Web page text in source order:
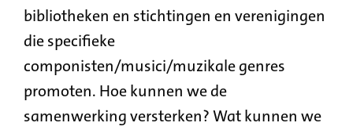
bibliotheken en stichtingen en verenigingen
die specifieke
componisten/musici/muzikale genres
promoten. Hoe kunnen we de
samenwerking versterken? Wat kunnen we